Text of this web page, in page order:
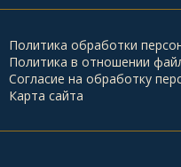
Политика обработки
Политика в отношении
Согласие на обработку
Карта сайта